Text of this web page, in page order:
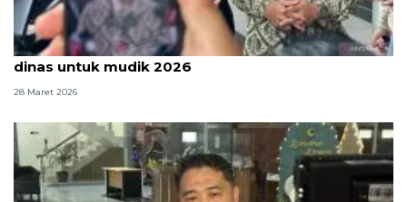
KPK sebut masih ada penyalahgunaan kendaraan
dinas untuk mudik 2026
28 Maret 2026